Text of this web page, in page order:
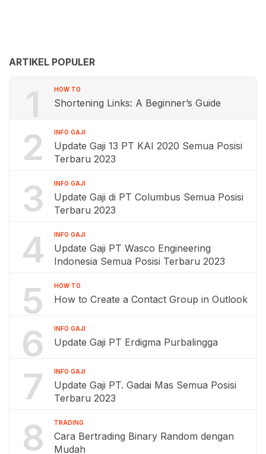
ARTIKEL POPULER
1 HOW TO
Shortening Links: A Beginner’s Guide
2 INFO GAJI
Update Gaji 13 PT KAI 2020 Semua Posisi
Terbaru 2023
3 INFO GAJI
Update Gaji di PT Columbus Semua Posisi
Terbaru 2023
4 INFO GAJI
Update Gaji PT Wasco Engineering
Indonesia Semua Posisi Terbaru 2023
5 HOW TO
How to Create a Contact Group in Outlook
6 INFO GAJI
Update Gaji PT Erdigma Purbalingga
7 INFO GAJI
Update Gaji PT. Gadai Mas Semua Posisi
Terbaru 2023
8 TRADING
Cara Bertrading Binary Random dengan
Mudah